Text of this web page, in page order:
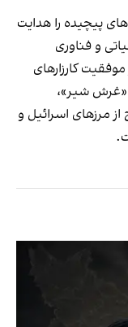
پیچیده را هدایت
و فناوری
کارزارهای
«غرش شیر»،
مرزهای اسرائیل و